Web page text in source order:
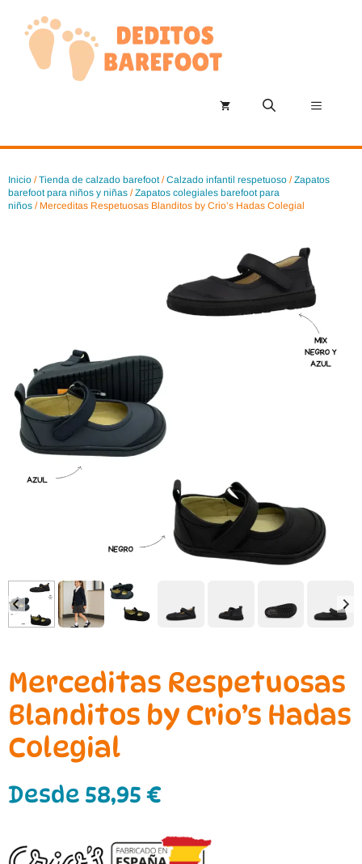
contenido
Menú
Inicio /Tienda de calzado barefoot/Calzado infantil respetuoso /Zapatos
barefoot para niños y niñas /Zapatos colegiales barefoot para
niños / Merceditas Respetuosas Blanditos by Crio’s Hadas Colegial
Merceditas Respetuosas
Blanditos by Crio’s Hadas
Colegial
Desde 58,95 €